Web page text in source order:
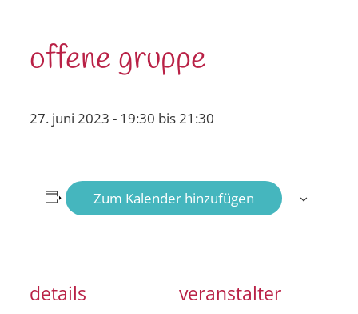
offene gruppe
27. juni 2023 - 19:30 bis21:30
Zum Kalender hinzufügen
details veranstalter